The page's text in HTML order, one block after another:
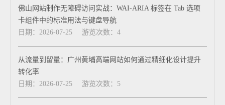
佛山网站制作无障碍访问实战：WAI-ARIA 标签在 Tab 选项
卡组件中的标准用法与键盘导航
日期：2026-07-25
游览次数：4
从流量到留量：广州黄埔高端网站如何通过精细化设计提升
转化率
日期：2026-07-25
游览次数：5